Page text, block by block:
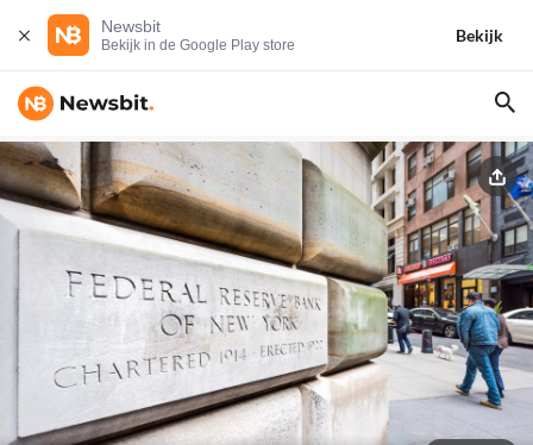
Newsbit
Bekijk in de Google Play store
Bekijk